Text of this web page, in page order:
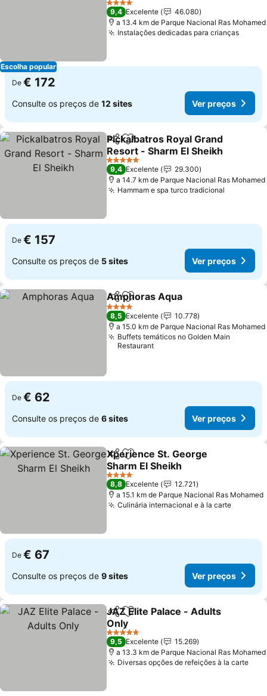
Escolha popular
4 Estrelas
9,4 Excelente
46.080
a 13.4 km de Parque Nacional Ras Mohamed
Instalações dedicadas para crianças
De € 172
Consulte os preços de 12 sites Ver preços
PartilharAdicionar aos favoritos
Pickalbatros Royal Grand
Resort - Sharm El Sheikh
5 Estrelas
9,4 Excelente
29.300
a 14.7 km de Parque Nacional Ras Mohamed
Hammam e spa turco tradicional
De € 157
Consulte os preços de 5 sites Ver preços
PartilharAdicionar aos favoritos
Amphoras Aqua
4 Estrelas
8,5 Excelente
10.778
a 15.0 km de Parque Nacional Ras Mohamed
Buffets temáticos no Golden Main
Restaurant
De € 62
Consulte os preços de 6 sites Ver preços
PartilharAdicionar aos favoritos
Xperience St. George
Sharm El Sheikh
4 Estrelas
8,8 Excelente
12.721
a 15.1 km de Parque Nacional Ras Mohamed
Culinária internacional e à la carte
De € 67
Consulte os preços de 9 sites Ver preços
PartilharAdicionar aos favoritos
JAZ Elite Palace - Adults
Only
5 Estrelas
9,5 Excelente
15.269
a 13.3 km de Parque Nacional Ras Mohamed
Diversas opções de refeições à la carte